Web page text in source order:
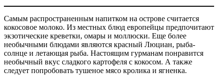
Самым распространенным напитком на острове считается
кокосовое молоко. Из местных блюд европейцы предпочитают
экзотические креветки, омары и моллюски. Еще более
необычными блюдами являются красный Люциан, рыба-
солнце и летающая рыба. Настоящим гурманам понравится
необычный вкус сладкого картофеля с кокосом. А также
следует попробовать тушеное мясо кролика и ягненка.